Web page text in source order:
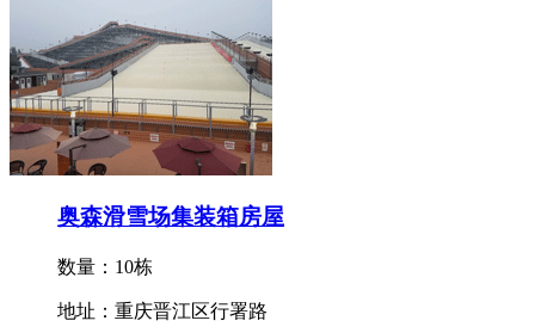
奥森滑雪场集装箱房屋
数量：10栋
地址：重庆晋江区行署路